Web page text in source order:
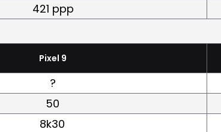
421 ppp
Pixel 9
?
50
8k30